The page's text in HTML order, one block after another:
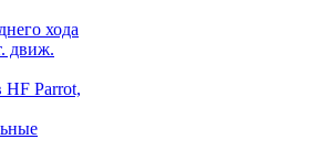
хода
движ.
HF Parrot,